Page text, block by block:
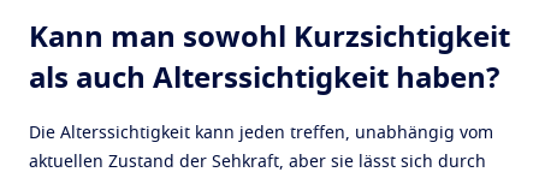
Kann man sowohl Kurzsichtigkeit
als auch Alterssichtigkeit haben?
Die Alterssichtigkeit kann jeden treffen, unabhängig vom
aktuellen Zustand der Sehkraft, aber sie lässt sich durch